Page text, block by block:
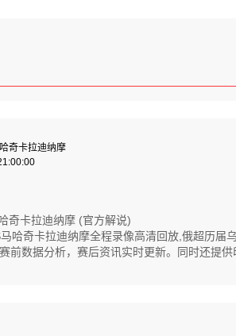
奇卡拉迪纳摩
奇卡拉迪纳摩 (官方解说)
哈奇卡拉迪纳摩全程录像高清回放,俄超历
前数据分析，赛后资讯实时更新。同时还提